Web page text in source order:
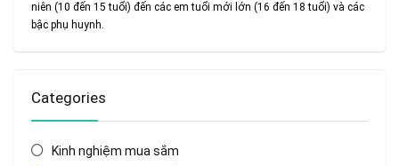
niên (10 đến 15 tuổi) đến các em tuổi mới lớn (16 đến 18 tuổi) và các
bậc phụ huynh.
Categories
Kinh nghiệm mua sắm